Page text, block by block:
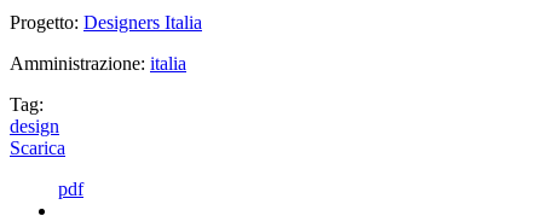
Progetto: Designers Italia
Amministrazione: italia
Tag:
design
Scarica
pdf